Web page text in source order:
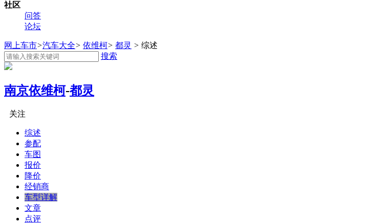
社区
问答
论坛
网上车市>汽车大全> 依维柯> 都灵 > 综述
搜索
南京依维柯-都灵
关注
综述
参配
车图
报价
降价
经销商
车型详解
文章
点评